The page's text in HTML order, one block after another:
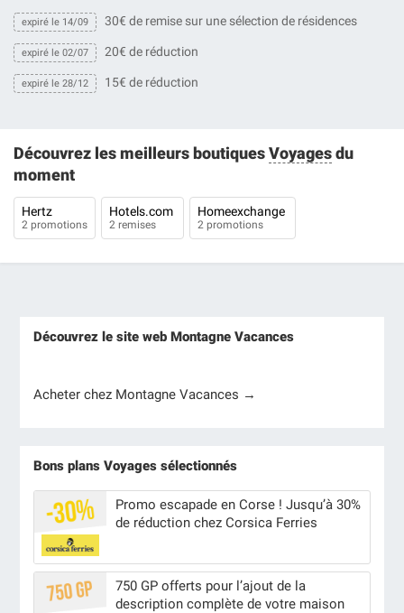
expiré le 14/09 30€ de remise sur une sélection de résidences
expiré le 02/07 20€ de réduction
expiré le 28/12 15€ de réduction
Découvrez les meilleurs boutiquesVoyagesdu
moment
Hertz
2 promotions
Hotels.com
2 remises
Homeexchange
2 promotions
Découvrez le site web Montagne Vacances
Acheter chez Montagne Vacances →
Bons plans Voyages sélectionnés
Promo escapade en Corse ! Jusqu’à 30%
de réduction chez Corsica Ferries
750 GP offerts pour l’ajout de la
description complète de votre maison